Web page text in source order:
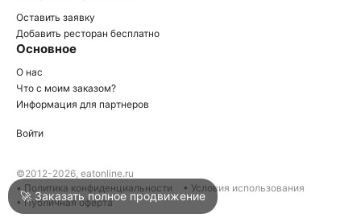
Войти
Написать в техподдержку
Оставить заявку
Добавить ресторан бесплатно
Основное
О нас
Что с моим заказом?
Информация для партнеров
Войти
©2012-2026, eatonline.ru
• Политика конфиденциальности
• Условия использования
• Публичная оферта
🚀 Заказать полное продвижение